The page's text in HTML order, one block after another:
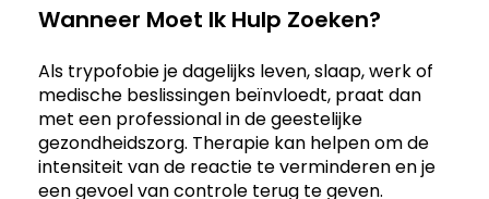
Wanneer Moet Ik Hulp Zoeken?
Als trypofobie je dagelijks leven, slaap, werk of
medische beslissingen beïnvloedt, praat dan
met een professional in de geestelijke
gezondheidszorg. Therapie kan helpen om de
intensiteit van de reactie te verminderen en je
een gevoel van controle terug te geven.